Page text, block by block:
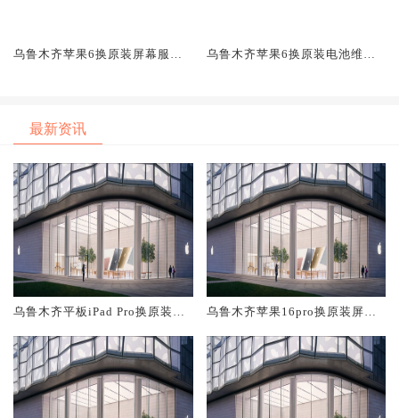
乌鲁木齐苹果6换原装屏幕服务
乌鲁木齐苹果6换原装电池维修
最新资讯
乌鲁木齐平板iPad Pro换原装屏
乌鲁木齐苹果16pro换原装屏幕